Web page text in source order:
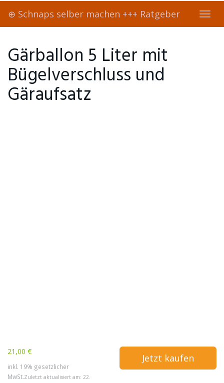
Skip
⊕ Schnaps selber machen +++ Ratgeber
Gärballon 5 Liter mit
Bügelverschluss und
Gäraufsatz
21,00 €
inkl. 19% gesetzlicher
MwSt.Zuletzt aktualisiert am: 22.
Jetzt kaufen